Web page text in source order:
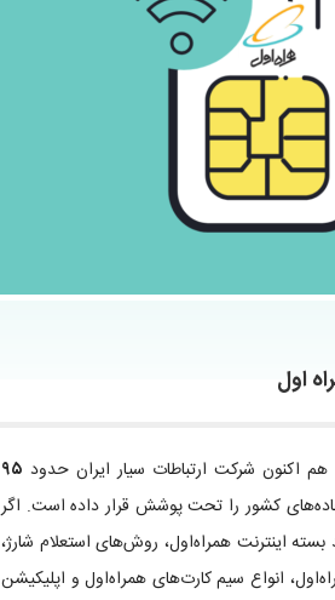
اول
اکنون شرکت ارتباطات سیار ایران حدود ۹۵
کشور را تحت پوشش قرار داده است. اگر
اینترنت همراه‌اول، روش‌های استعلام شارژ،
انواع سیم کارت‌های همراه‌اول و اپلیکیشن